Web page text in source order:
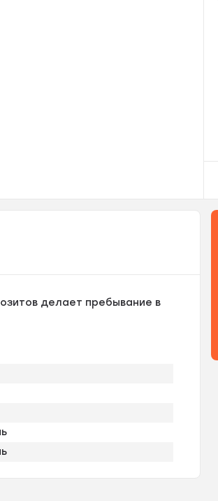
делает пребывание в